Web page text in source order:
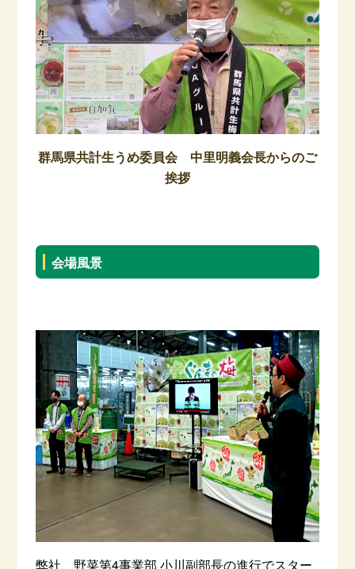
群馬県共計生うめ委員会 中里明義会長からのご
挨拶
会場風景
弊社、野菜第4事業部 小川副部長の進行でスター